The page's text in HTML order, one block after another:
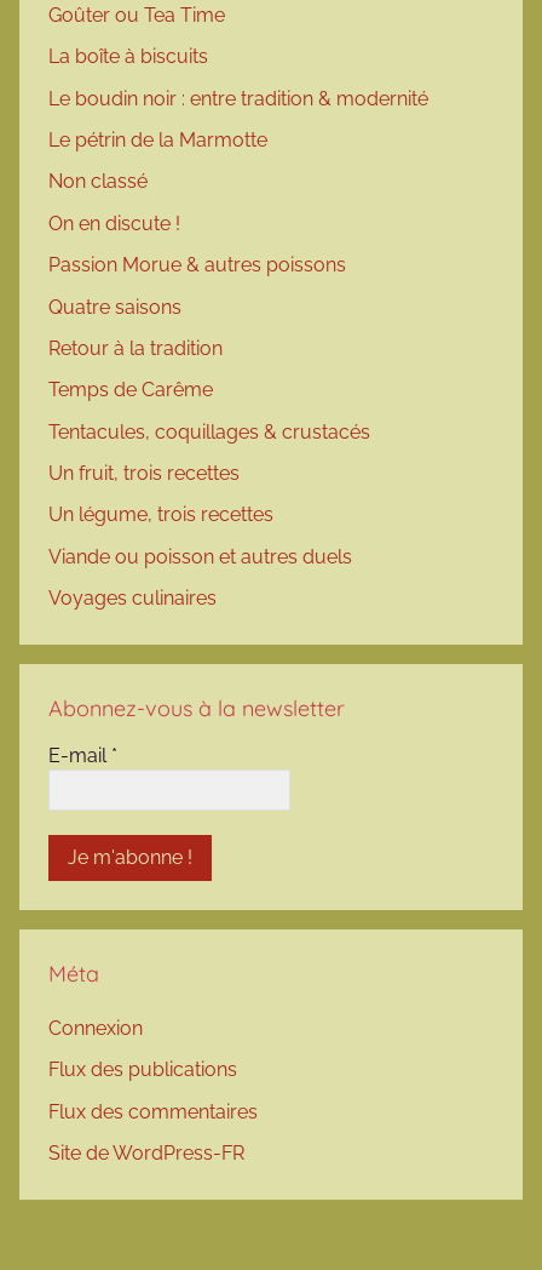
Goûter ou Tea Time
La boîte à biscuits
Le boudin noir : entre tradition & modernité
Le pétrin de la Marmotte
Non classé
On en discute !
Passion Morue & autres poissons
Quatre saisons
Retour à la tradition
Temps de Carême
Tentacules, coquillages & crustacés
Un fruit, trois recettes
Un légume, trois recettes
Viande ou poisson et autres duels
Voyages culinaires
Abonnez-vous à la newsletter
E-mail *
Méta
Connexion
Flux des publications
Flux des commentaires
Site de WordPress-FR